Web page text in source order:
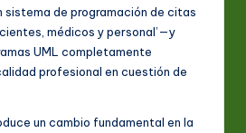
sistema de programación de citas
médicos y personal’—y
UML completamente
profesional en cuestión de
un cambio fundamental en la